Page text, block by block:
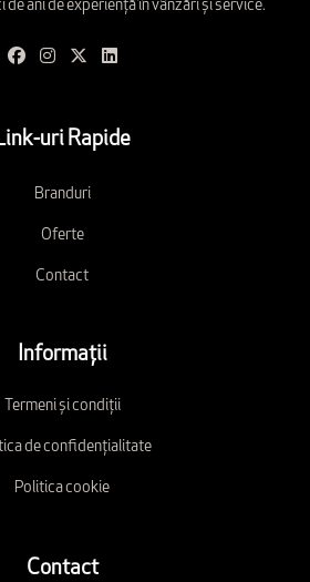
de ani de experiență în vânzări și service.
uri Rapide
Branduri
Oferte
Contact
Informații
Termeni și condiții
de confidențialitate
Politica cookie
Contact